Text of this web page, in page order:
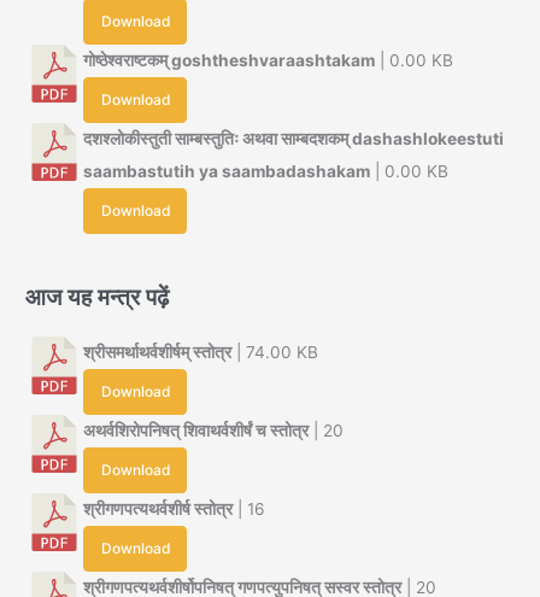
Download
गोष्ठेश्वराष्टकम् goshtheshvaraashtakam | 0.00 KB
Download
दशश्लोकीस्तुती साम्बस्तुतिः अथवा साम्बदशकम् dashashlokeestuti
saambastutih ya saambadashakam | 0.00 KB
Download
आज यह मन्त्र पढ़ें
श्रीसमर्थाथर्वशीर्षम् स्तोत्र| 74.00 KB
Download
अथर्वशिरोपनिषत् शिवाथर्वशीर्षं च स्तोत्र| 20
Download
श्रीगणपत्यथर्वशीर्ष स्तोत्र| 16
Download
श्रीगणपत्यथर्वशीर्षोपनिषत् गणपत्युपनिषत् सस्वर स्तोत्र| 20